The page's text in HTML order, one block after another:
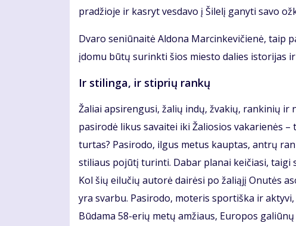
pra­džio­je ir kas­ryt ves­da­vo į Ši­le­lį ga­ny­ti sa­vo
Dvaro seniūnaitė Aldona Marcinkevičienė, taip
įdomu būtų surinkti šios miesto dalies istorijas
Ir stilinga, ir stiprių rankų
Žaliai apsirengusi, žalių indų, žvakių, rankinių
pasirodė likus savaitei iki Žaliosios vakarienės
turtas? Pasirodo, ilgus metus kauptas, antrų
stiliaus pojūtį turinti. Dabar planai keičiasi, taigi
Kol šių eilučių autorė dairėsi po žaliąjį Onutės
yra svarbu. Pasirodo, moteris sportiška ir
Būdama 58-erių metų amžiaus, Europos